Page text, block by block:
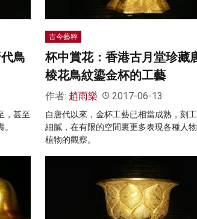
鳥
，甚至
古今藝粹
杯中賞花：香港古月堂珍藏
棱花鳥紋鎏金杯的工藝
作者: 趙雨樂 2017-06-13
自唐代以來，金杯工藝已相當成熟，刻
細膩，在有限的空間裏更多表現各種人
植物的觀察。